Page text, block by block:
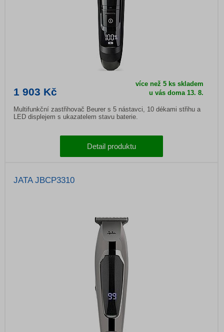
1 903 Kč
více než 5 ks skladem
u vás doma 13. 8.
Multifunkční zastřihovač Beurer s 5 nástavci, 10 dékami střihu a
LED displejem s ukazatelem stavu baterie.
Detail produktu
JATA JBCP3310